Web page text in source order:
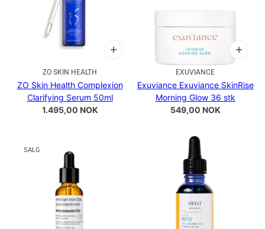
ZO SKIN HEALTH
ZO Skin Health Complexion
Clarifying Serum 50ml
1.495,00 NOK
EXUVIANCE
Exuviance Exuviance SkinRise
Morning Glow 36 stk
549,00 NOK
SALG